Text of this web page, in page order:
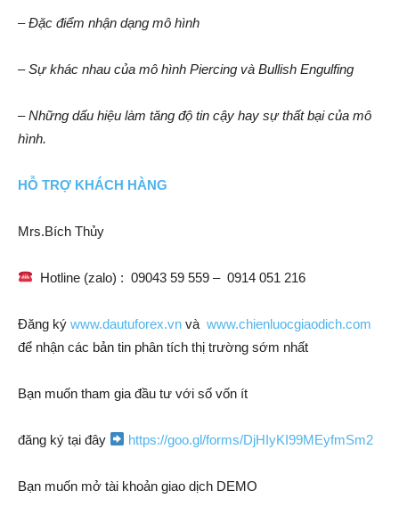
– Đặc điểm nhận dạng mô hình
– Sự khác nhau của mô hình Piercing và Bullish Engulfing
– Những dấu hiệu làm tăng độ tin cậy hay sự thất bại của mô
hình.
HỖ TRỢ KHÁCH HÀNG
Mrs.Bích Thủy
Hotline (zalo) : 09043 59 559 – 0914 051 216
Đăng ký www.dautuforex.vn và www.chienluocgiaodich.com
để nhận các bản tin phân tích thị trường sớm nhất
Bạn muốn tham gia đầu tư với số vốn ít
đăng ký tại đây https://goo.gl/forms/DjHIyKI99MEyfmSm2
Bạn muốn mở tài khoản giao dịch DEMO